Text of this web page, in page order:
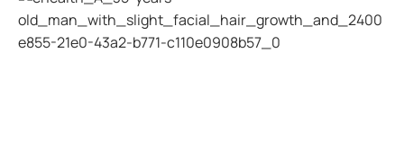
Maagdarmlever.nl